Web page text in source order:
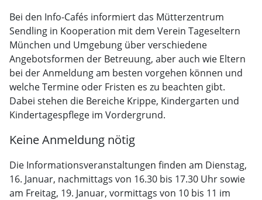
Bei den Info-Cafés informiert das Mütterzentrum
Sendling in Kooperation mit dem Verein Tageseltern
München und Umgebung über verschiedene
Angebotsformen der Betreuung, aber auch wie Eltern
bei der Anmeldung am besten vorgehen können und
welche Termine oder Fristen es zu beachten gibt.
Dabei stehen die Bereiche Krippe, Kindergarten und
Kindertagespflege im Vordergrund.
Keine Anmeldung nötig
Die Informationsveranstaltungen finden am Dienstag,
16. Januar, nachmittags von 16.30 bis 17.30 Uhr sowie
am Freitag, 19. Januar, vormittags von 10 bis 11 im